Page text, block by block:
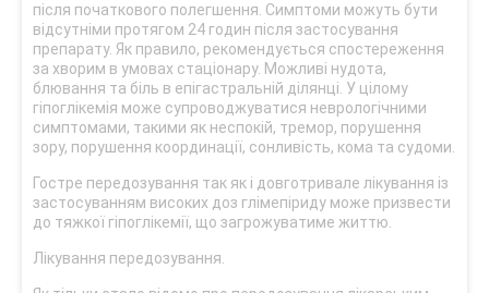
після початкового полегшення. Симптоми можуть бути
відсутніми протягом 24 годин після застосування
препарату. Як правило, рекомендується спостереження
за хворим в умовах стаціонару. Можливі нудота,
блювання та біль в епігастральній ділянці. У цілому
гіпоглікемія може супроводжуватися неврологічними
симптомами, такими як неспокій, тремор, порушення
зору, порушення координації, сонливість, кома та судоми.
Гостре передозування так як і довготривале лікування із
застосуванням високих доз глімепіриду може призвести
до тяжкої гіпоглікемії, що загрожуватиме життю.
Лікування передозування.